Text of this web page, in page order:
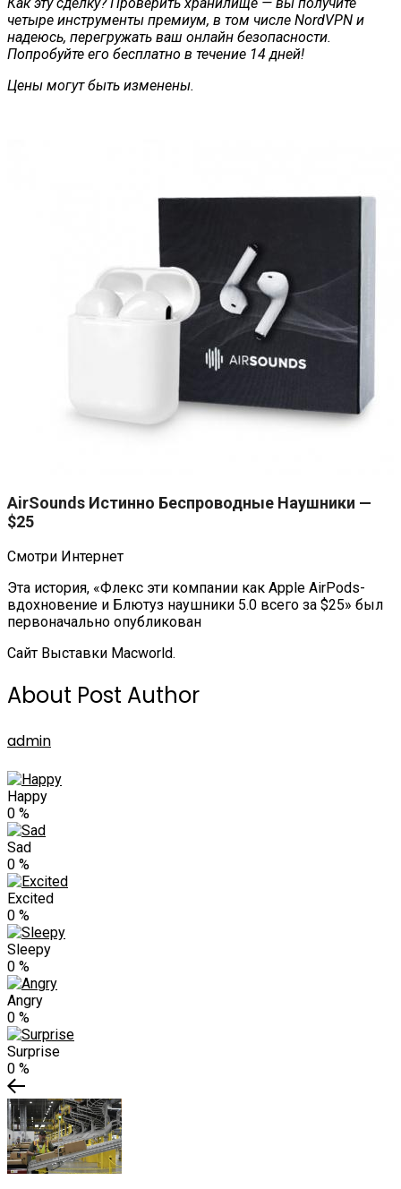
четыре инструменты премиум, в том числе NordVPN и
надеюсь, перегружать ваш онлайн безопасности.
Попробуйте его бесплатно в течение 14 дней!
Цены могут быть изменены.
AirSounds Истинно Беспроводные Наушники —
$25
Смотри Интернет
Эта история, «Флекс эти компании как Apple AirPods-
вдохновение и Блютуз наушники 5.0 всего за $25» был
первоначально опубликован
Сайт Выставки Macworld.
About Post Author
admin
Happy
0 %
Sad
0 %
Excited
0 %
Sleepy
0 %
Angry
0 %
Surprise
0 %